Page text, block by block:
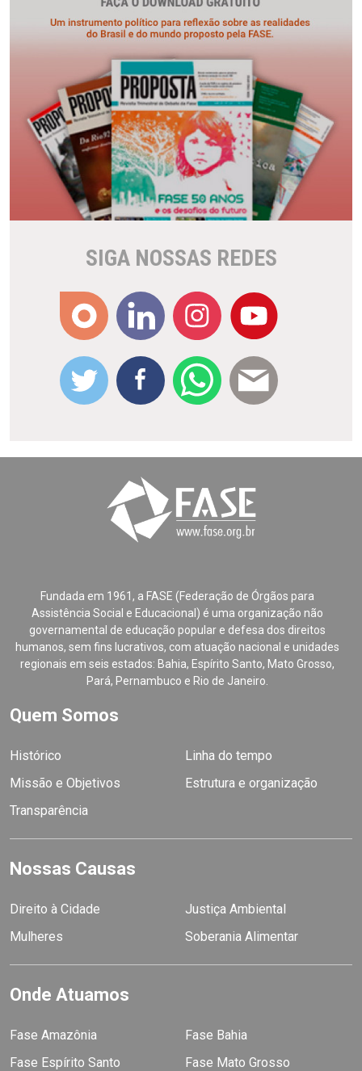
SIGA NOSSAS REDES
Fundada em 1961, a FASE (Federação de Órgãos para
Assistência Social e Educacional) é uma organização não
governamental de educação popular e defesa dos direitos
humanos, sem fins lucrativos, com atuação nacional e unidades
regionais em seis estados: Bahia, Espírito Santo, Mato Grosso,
Pará, Pernambuco e Rio de Janeiro.
Quem Somos
Histórico
Linha do tempo
Missão e Objetivos
Estrutura e organização
Transparência
Nossas Causas
Direito à Cidade
Justiça Ambiental
Mulheres
Soberania Alimentar
Onde Atuamos
Fase Amazônia
Fase Bahia
Fase Espírito Santo
Fase Mato Grosso